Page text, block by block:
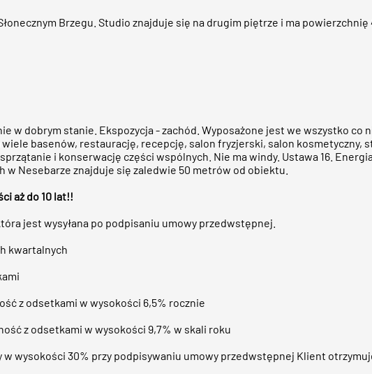
Brzegu. Studio znajduje się na drugim piętrze i ma powierzchnię
w dobrym stanie. Ekspozycja - zachód. Wyposażone jest we wszystko co
basenów, restaurację, recepcję, salon fryzjerski, salon
i konserwację części wspólnych. Nie ma windy. Ustawa 16.
w Nesebarze znajduje się zaledwie 50 metrów od obiektu.
aż do 10 lat!!
jest wysyłana po podpisaniu umowy przedwstępnej.
kwartalnych
z odsetkami w wysokości 6,5% rocznie
z odsetkami w wysokości 9,7% w skali roku
wysokości 30% przy podpisywaniu umowy przedwstępnej Klient